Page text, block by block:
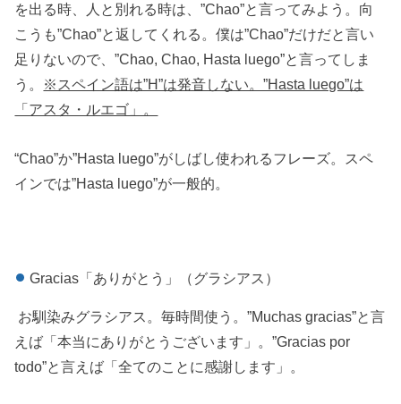
を出る時、人と別れる時は、”Chao”と言ってみよう。向
こうも”Chao”と返してくれる。僕は”Chao”だけだと言い
足りないので、”Chao, Chao, Hasta luego”と言ってしま
う。 ※スペイン語は”H”は発音しない。”Hasta luego”は
「アスタ・ルエゴ」。
“Chao”か”Hasta luego”がしばし使われるフレーズ。スペ
インでは”Hasta luego”が一般的。
Gracias「ありがとう」（グラシアス）
お馴染みグラシアス。毎時間使う。”Muchas gracias”と言
えば「本当にありがとうございます」。”Gracias por
todo”と言えば「全てのことに感謝します」。